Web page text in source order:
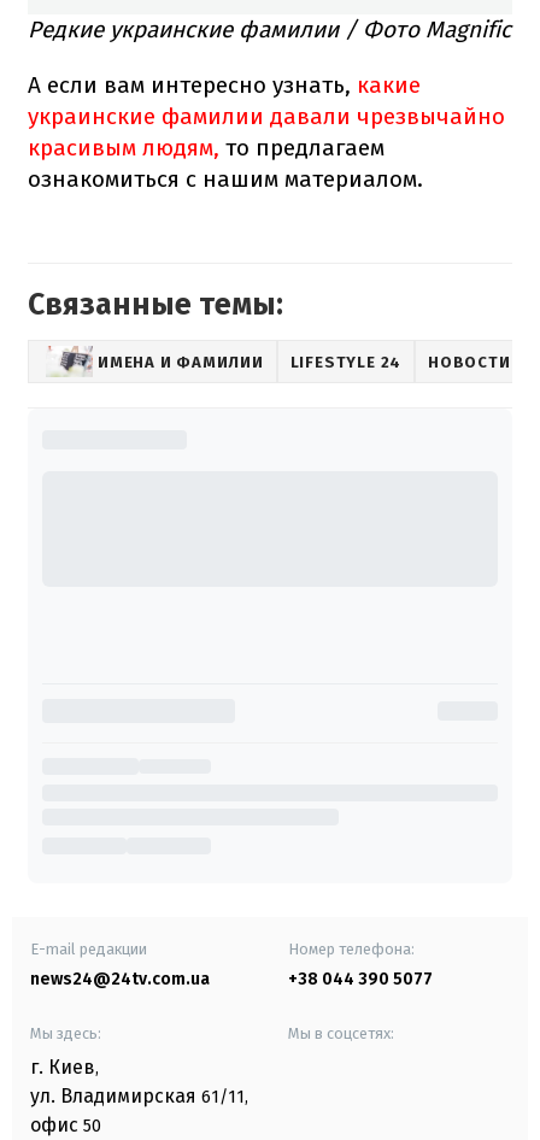
Редкие украинские фамилии / Фото Magnific
А если вам интересно узнать, какие
украинские фамилии давали чрезвычайно
красивым людям, то предлагаем
ознакомиться с нашим материалом.
Связанные темы:
ИМЕНА И ФАМИЛИИ LIFESTYLE 24 НОВОСТИ О
E-mail редакции
news24@24tv.com.ua
Номер телефона:
+38 044 390 5077
Мы здесь:
г. Киев,
ул. Владимирская 61/11,
офис 50
Мы в соцсетях: